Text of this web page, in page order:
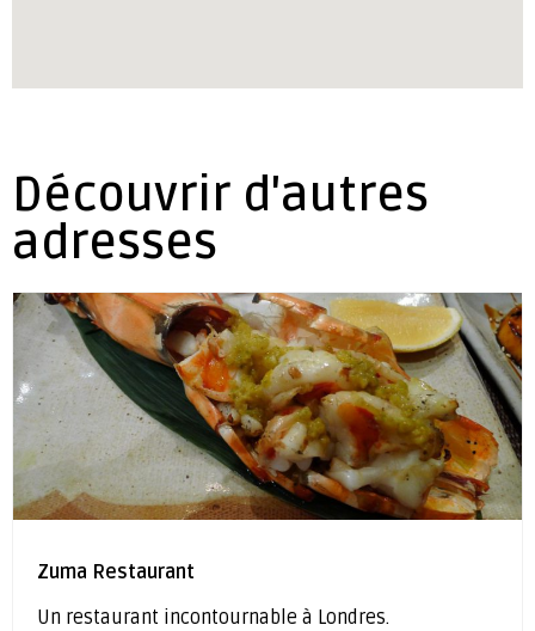
Découvrir d'autres
adresses
Zuma Restaurant
Un restaurant incontournable à Londres.